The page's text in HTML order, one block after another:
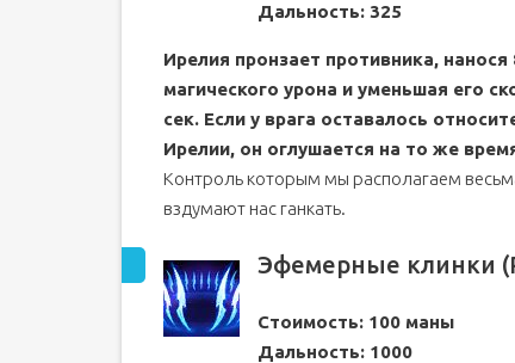
Дальность: 325
Ирелия пронзает противника,
магического урона и уменьшая его
сек. Если у врага оставалось
Ирелии, он оглушается на то же
Контроль которым мы располагаем
вздумают нас ганкать.
Эфемерные клинки
Стоимость: 100 маны
Дальность: 1000